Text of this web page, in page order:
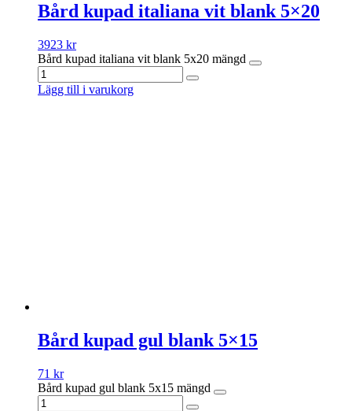
Bård kupad italiana vit blank 5×20
3923 kr
Bård kupad italiana vit blank 5x20 mängd
Lägg till i varukorg
Bård kupad gul blank 5×15
71 kr
Bård kupad gul blank 5x15 mängd